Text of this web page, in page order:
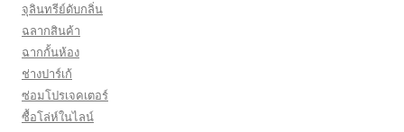
จุลินทรีย์ดับกลิ่น
ฉลากสินค้า
ฉากกั้นห้อง
ช่างปาร์เก้
ซ่อมโปรเจคเตอร์
ซื้อโล่ห์ในไลน์